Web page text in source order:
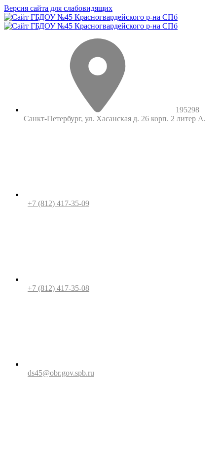
Версия сайта для слабовидящих
195298
Санкт-Петербург, ул. Хасанская д. 26 корп. 2 литер А.
+7 (812) 417-35-09
+7 (812) 417-35-08
ds45@obr.gov.spb.ru